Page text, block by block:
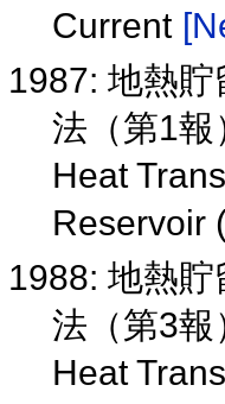
Current
1987: 地熱
法（第1報
Heat
Reservoir
1988: 地熱
法（第3報
Heat